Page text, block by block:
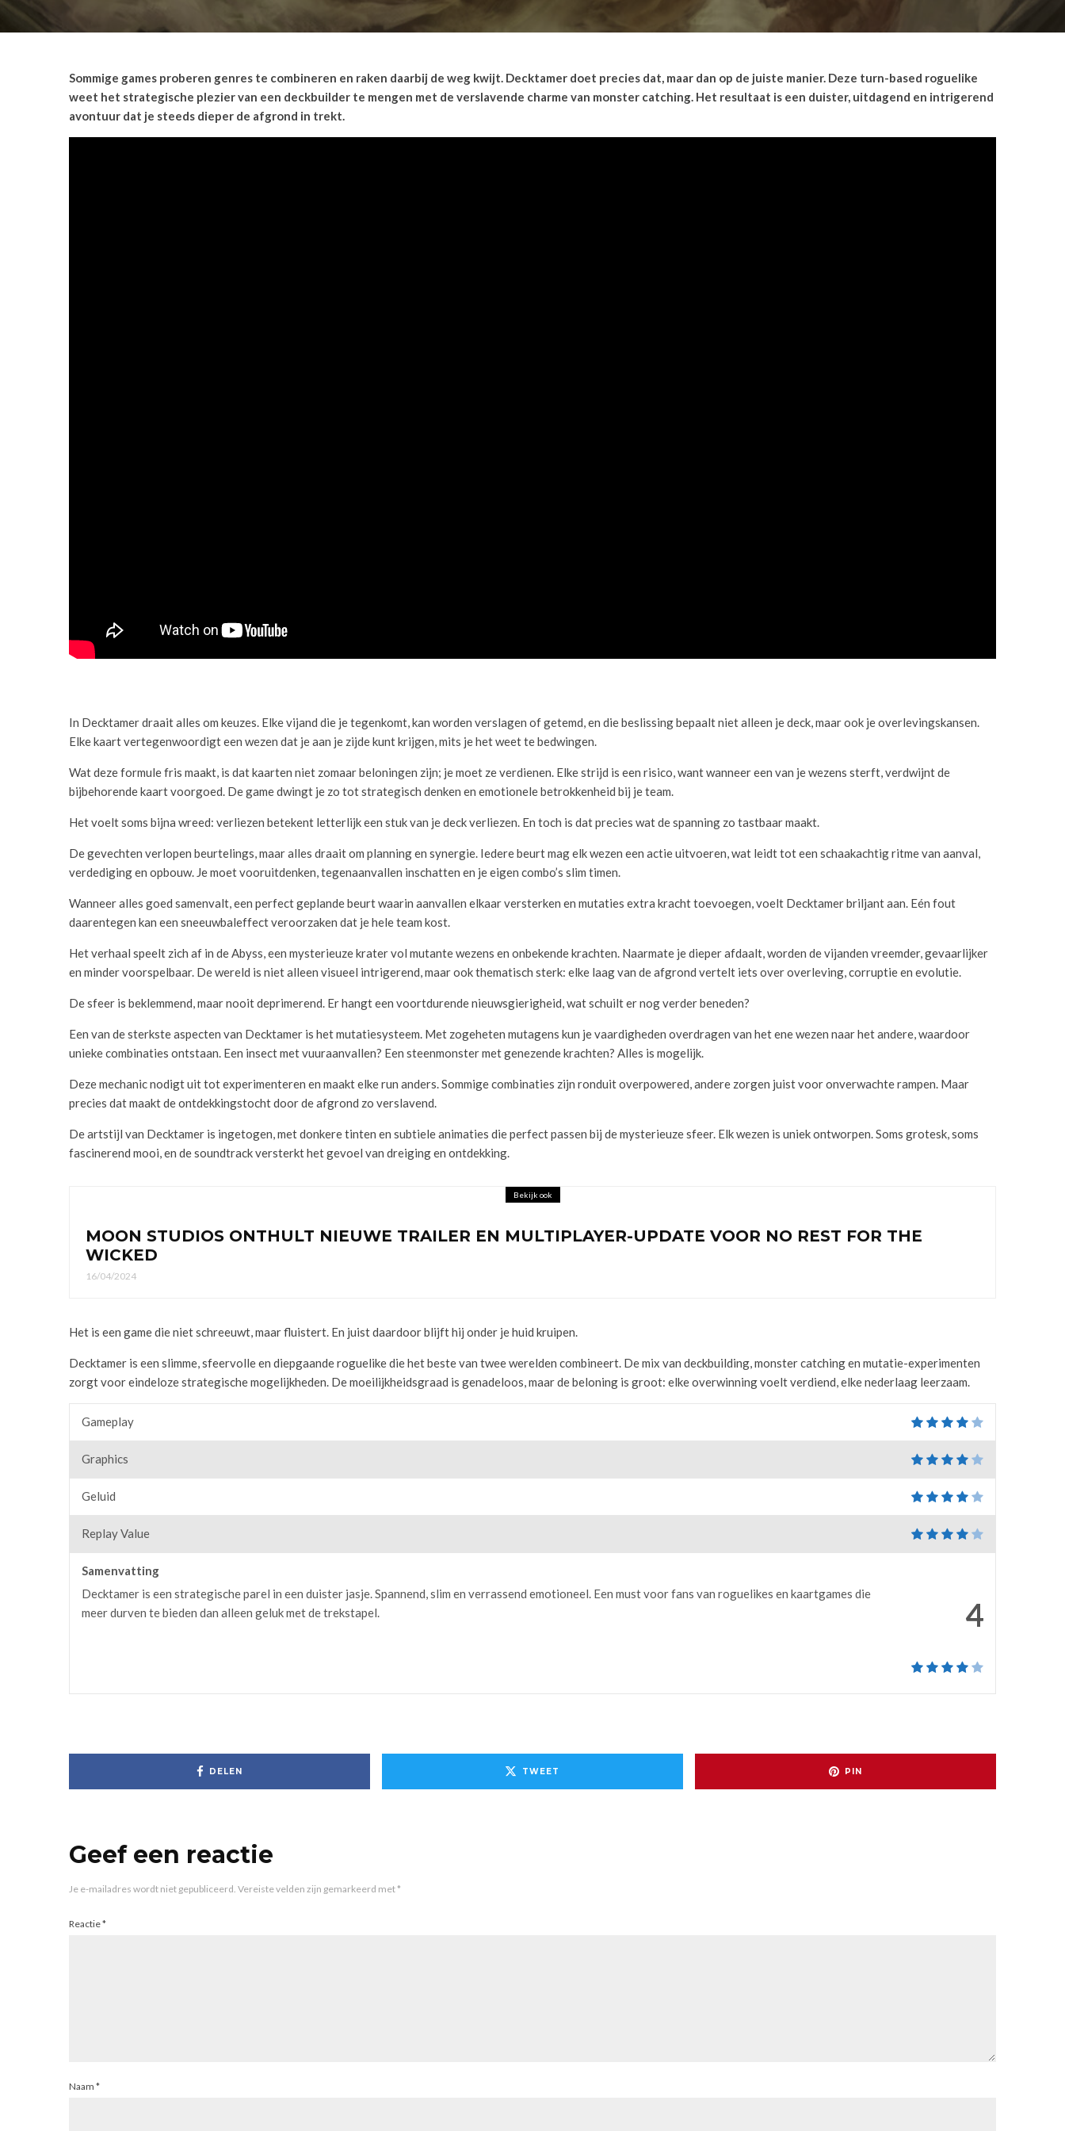
Sommige games proberen genres te combineren en raken daarbij de weg kwijt. Decktamer doet precies dat, maar dan op de juiste manier. Deze turn-based roguelike
weet het strategische plezier van een deckbuilder te mengen met de verslavende charme van monster catching. Het resultaat is een duister, uitdagend en intrigerend
avontuur dat je steeds dieper de afgrond in trekt.
In Decktamer draait alles om keuzes. Elke vijand die je tegenkomt, kan worden verslagen of getemd, en die beslissing bepaalt niet alleen je deck, maar ook je overlevingskansen.
Elke kaart vertegenwoordigt een wezen dat je aan je zijde kunt krijgen, mits je het weet te bedwingen.
Wat deze formule fris maakt, is dat kaarten niet zomaar beloningen zijn; je moet ze verdienen. Elke strijd is een risico, want wanneer een van je wezens sterft, verdwijnt de
bijbehorende kaart voorgoed. De game dwingt je zo tot strategisch denken en emotionele betrokkenheid bij je team.
Het voelt soms bijna wreed: verliezen betekent letterlijk een stuk van je deck verliezen. En toch is dat precies wat de spanning zo tastbaar maakt.
De gevechten verlopen beurtelings, maar alles draait om planning en synergie. Iedere beurt mag elk wezen een actie uitvoeren, wat leidt tot een schaakachtig ritme van aanval,
verdediging en opbouw. Je moet vooruitdenken, tegenaanvallen inschatten en je eigen combo’s slim timen.
Wanneer alles goed samenvalt, een perfect geplande beurt waarin aanvallen elkaar versterken en mutaties extra kracht toevoegen, voelt Decktamer briljant aan. Eén fout
daarentegen kan een sneeuwbaleffect veroorzaken dat je hele team kost.
Het verhaal speelt zich af in de Abyss, een mysterieuze krater vol mutante wezens en onbekende krachten. Naarmate je dieper afdaalt, worden de vijanden vreemder, gevaarlijker
en minder voorspelbaar. De wereld is niet alleen visueel intrigerend, maar ook thematisch sterk: elke laag van de afgrond vertelt iets over overleving, corruptie en evolutie.
De sfeer is beklemmend, maar nooit deprimerend. Er hangt een voortdurende nieuwsgierigheid, wat schuilt er nog verder beneden?
Een van de sterkste aspecten van Decktamer is het mutatiesysteem. Met zogeheten mutagens kun je vaardigheden overdragen van het ene wezen naar het andere, waardoor
unieke combinaties ontstaan. Een insect met vuuraanvallen? Een steenmonster met genezende krachten? Alles is mogelijk.
Deze mechanic nodigt uit tot experimenteren en maakt elke run anders. Sommige combinaties zijn ronduit overpowered, andere zorgen juist voor onverwachte rampen. Maar
precies dat maakt de ontdekkingstocht door de afgrond zo verslavend.
De artstijl van Decktamer is ingetogen, met donkere tinten en subtiele animaties die perfect passen bij de mysterieuze sfeer. Elk wezen is uniek ontworpen. Soms grotesk, soms
fascinerend mooi, en de soundtrack versterkt het gevoel van dreiging en ontdekking.
Bekijk ook
MOON STUDIOS ONTHULT NIEUWE TRAILER EN MULTIPLAYER-UPDATE VOOR NO REST FOR THE
WICKED
16/04/2024
Het is een game die niet schreeuwt, maar fluistert. En juist daardoor blijft hij onder je huid kruipen.
Decktamer is een slimme, sfeervolle en diepgaande roguelike die het beste van twee werelden combineert. De mix van deckbuilding, monster catching en mutatie-experimenten
zorgt voor eindeloze strategische mogelijkheden. De moeilijkheidsgraad is genadeloos, maar de beloning is groot: elke overwinning voelt verdiend, elke nederlaag leerzaam.
Gameplay
Graphics
Geluid
Replay Value
4
Samenvatting
Decktamer is een strategische parel in een duister jasje. Spannend, slim en verrassend emotioneel. Een must voor fans van roguelikes en kaartgames die
meer durven te bieden dan alleen geluk met de trekstapel.
DELEN TWEET PIN
Geef een reactie
Je e-mailadres wordt niet gepubliceerd. Vereiste velden zijn gemarkeerd met*
Reactie*
Naam *